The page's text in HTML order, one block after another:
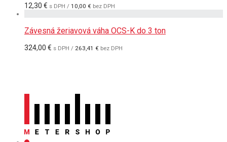
12,30 € s DPH / 10,00 € bez DPH
Závesná žeriavová váha OCS-K do 3 ton
324,00 € s DPH / 263,41 € bez DPH